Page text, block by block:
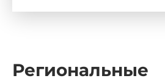
Региональные